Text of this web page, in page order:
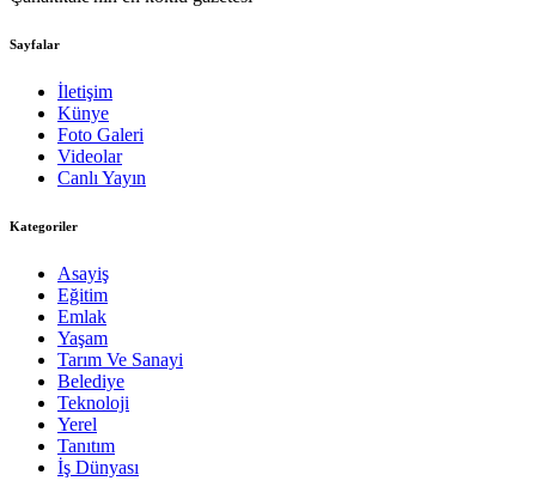
Sayfalar
İletişim
Künye
Foto Galeri
Videolar
Canlı Yayın
Kategoriler
Asayiş
Eğitim
Emlak
Yaşam
Tarım Ve Sanayi
Belediye
Teknoloji
Yerel
Tanıtım
İş Dünyası